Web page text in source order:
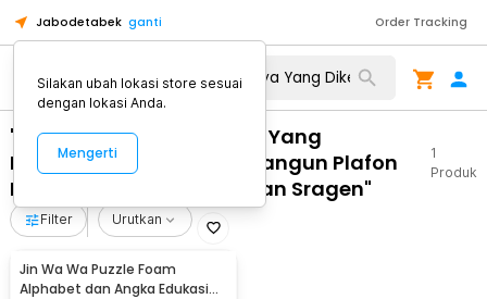
Jabodetabek ganti Order Tracking
"WA 0812 2782 5310 Biaya Yang
Dikeluarkan Untuk Membangun Plafon
PVC Gold Murah Mondokan Sragen"
1
Produk
Filter Urutkan
Jin Wa Wa Puzzle Foam
Alphabet dan Angka Edukasi
Silakan ubah lokasi store sesuai
dengan lokasi Anda.
Mengerti